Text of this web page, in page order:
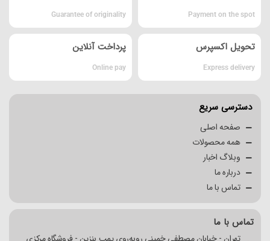
Payment on the spot
Guarantee of originality
تحویل اکسپرس
Express delivery
پرداخت آنلاین
Online pay
دسترسی سریع
صفحه اصلی
همه محصولات
وبلاگ اخبار
درباره ما
تماس با ما
تماس با ما
تهران - خیابان مصطفی خمینی روبه‌روی پمپ بنزین - فروشگاه مرکزی